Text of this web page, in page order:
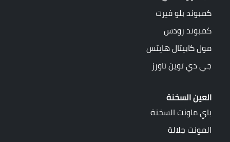
كمبوند بلو فيرت
كمبوند رودس
مول كابيتال هايتس
جي دي توين تاورز
العين السخنة
باي ماونت السخنة
المونت جلالة